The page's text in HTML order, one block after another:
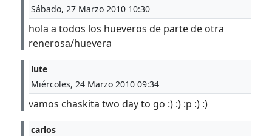
Sábado, 27 Marzo 2010 10:30
hola a todos los hueveros de parte de otra
renerosa/huevera
lute
Miércoles, 24 Marzo 2010 09:34
vamos chaskita two day to go :) :) :p :) :)
carlos